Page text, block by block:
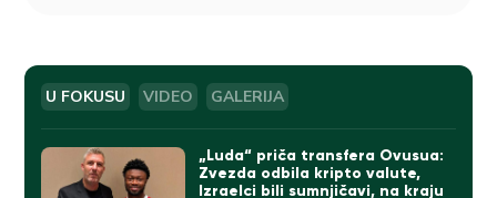
U FOKUSU VIDEO GALERIJA
„Luda“ priča transfera Ovusua:
Zvezda odbila kripto valute,
Izraelci bili sumnjičavi, na kraju